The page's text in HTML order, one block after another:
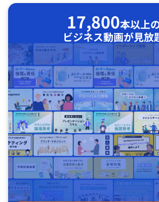
17,800本以上
ビジネス動画が見放